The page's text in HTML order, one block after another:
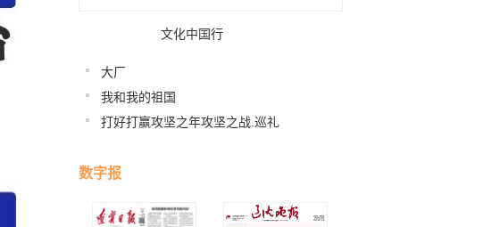
文化中国行
大厂
我和我的祖国
打好打赢攻坚之年攻坚之战.巡礼
数字报